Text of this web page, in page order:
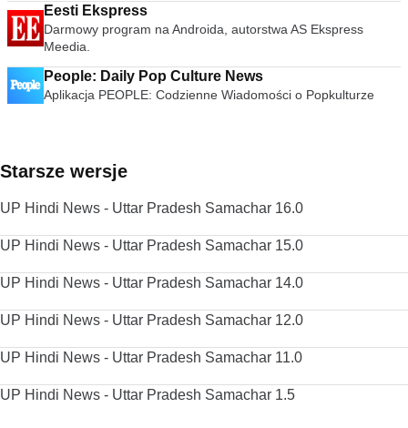
Eesti Ekspress
Darmowy program na Androida, autorstwa AS Ekspress
Meedia.
People: Daily Pop Culture News
Aplikacja PEOPLE: Codzienne Wiadomości o Popkulturze
Starsze wersje
UP Hindi News - Uttar Pradesh Samachar 16.0
UP Hindi News - Uttar Pradesh Samachar 15.0
UP Hindi News - Uttar Pradesh Samachar 14.0
UP Hindi News - Uttar Pradesh Samachar 12.0
UP Hindi News - Uttar Pradesh Samachar 11.0
UP Hindi News - Uttar Pradesh Samachar 1.5